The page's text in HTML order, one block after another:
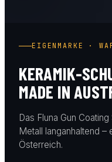
EIGENMARKE ·
KERAMIK-
MADE IN
Das Fluna Gun
Metall langanhaltend
Österreich.